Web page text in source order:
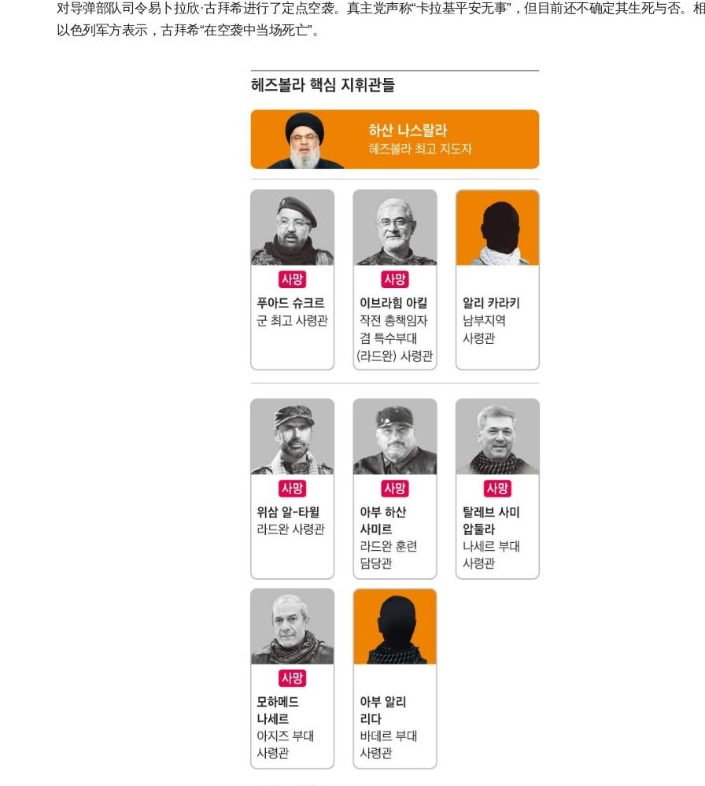
对导弹部队司令易卜拉欣·古拜希进行了定点空袭。真主党声称“卡拉基平安无事”，但目前还不确定其生死与否。相
以色列军方表示，古拜希“在空袭中当场死亡”。